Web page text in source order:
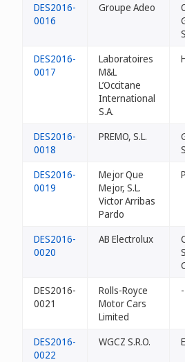
DES2016-
0016
Groupe Adeo
DES2016-
0017
Laboratoires
M&L
L’Occitane
International
S.A.
DES2016-
0018
PREMO, S.L.
DES2016-
0019
Mejor Que
Mejor, S.L.
Victor Arribas
Pardo
DES2016-
0020
AB Electrolux
DES2016-
0021
Rolls-Royce
Motor Cars
Limited
-
DES2016-
0022
WGCZ S.R.O.